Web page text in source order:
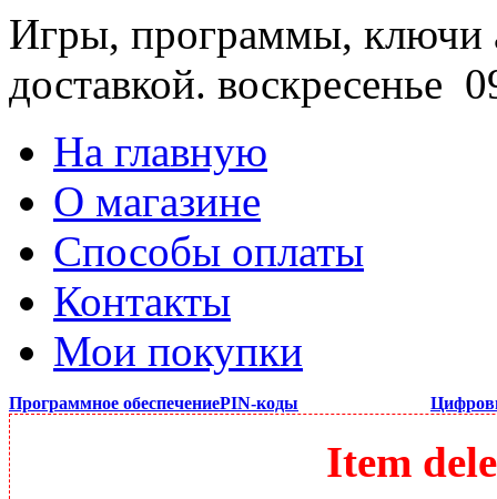
Игры, программы, ключи
доставкой. воскресенье
На главную
О магазине
Способы оплаты
Контакты
Мои покупки
Программное обеспечениеPIN-коды
Item